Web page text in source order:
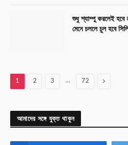
শুধু শ্যাম্পু করলেই হবে
মেনে চললে চুল হবে
1 2 3 … 72 Next
আমাদের সঙ্গে যুক্ত থাকুন